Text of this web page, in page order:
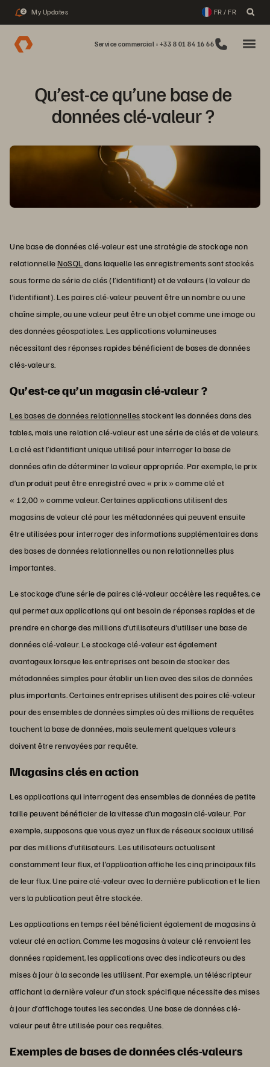
2 My Updates FR / FR
Service commercial : +33 8 01 84 16 66
Qu’est-ce qu’une base de
données clé-valeur ?
Une base de données clé-valeur est une stratégie de stockage non
relationnelleNoSQLdans laquelle les enregistrements sont stockés
sous forme de série de clés (l’identifiant) et de valeurs (la valeur de
l’identifiant). Les paires clé-valeur peuvent être un nombre ou une
chaîne simple, ou une valeur peut être un objet comme une image ou
des données géospatiales. Les applications volumineuses
nécessitant des réponses rapides bénéficient de bases de données
clés-valeurs.
Qu’est-ce qu’un magasin clé-valeur ?
Les bases de données relationnellesstockent les données dans des
tables, mais une relation clé-valeur est une série de clés et de valeurs.
La clé est l’identifiant unique utilisé pour interroger la base de
données afin de déterminer la valeur appropriée. Par exemple, le prix
d’un produit peut être enregistré avec « prix » comme clé et
« 12,00 » comme valeur. Certaines applications utilisent des
magasins de valeur clé pour les métadonnées qui peuvent ensuite
être utilisées pour interroger des informations supplémentaires dans
des bases de données relationnelles ou non relationnelles plus
importantes.
Le stockage d’une série de paires clé-valeur accélère les requêtes, ce
qui permet aux applications qui ont besoin de réponses rapides et de
prendre en charge des millions d’utilisateurs d’utiliser une base de
données clé-valeur. Le stockage clé-valeur est également
avantageux lorsque les entreprises ont besoin de stocker des
métadonnées simples pour établir un lien avec des silos de données
plus importants. Certaines entreprises utilisent des paires clé-valeur
pour des ensembles de données simples où des millions de requêtes
touchent la base de données, mais seulement quelques valeurs
doivent être renvoyées par requête.
Magasins clés en action
Les applications qui interrogent des ensembles de données de petite
taille peuvent bénéficier de la vitesse d’un magasin clé-valeur. Par
exemple, supposons que vous ayez un flux de réseaux sociaux utilisé
par des millions d’utilisateurs. Les utilisateurs actualisent
constamment leur flux, et l’application affiche les cinq principaux fils
de leur flux. Une paire clé-valeur avec la dernière publication et le lien
vers la publication peut être stockée.
Les applications en temps réel bénéficient également de magasins à
valeur clé en action. Comme les magasins à valeur clé renvoient les
données rapidement, les applications avec des indicateurs ou des
mises à jour à la seconde les utilisent. Par exemple, un téléscripteur
affichant la dernière valeur d’un stock spécifique nécessite des mises
à jour d’affichage toutes les secondes. Une base de données clé-
valeur peut être utilisée pour ces requêtes.
Exemples de bases de données clés-valeurs